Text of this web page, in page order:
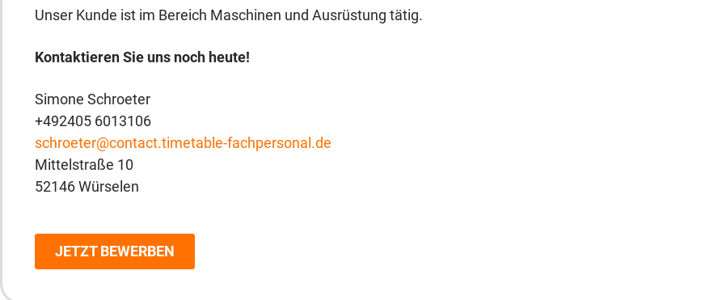
Unser Kunde ist im Bereich Maschinen und Ausrüstung tätig.
Kontaktieren Sie uns noch heute!
Simone Schroeter
+492405 6013106
schroeter@contact.timetable-fachpersonal.de
Mittelstraße 10
52146 Würselen
JETZT BEWERBEN